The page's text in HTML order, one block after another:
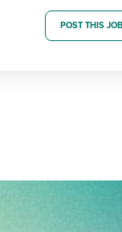
POST THIS